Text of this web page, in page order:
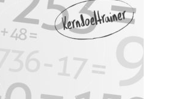
worden
op
de